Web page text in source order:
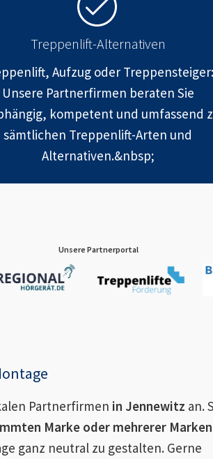
Treppenlift-Alternativen
Aufzug oder Treppensteiger:
Unsere Partnerfirmen beraten Sie
kompetent und umfassend
sämtlichen Treppenlift-Arten und
Alternativen.&nbsp;
Unsere Partnerportal
Partnerfirmen in Jennewitz an.
Marke oder mehrerer Marken
ganz neutral zu gestalten. Gerne